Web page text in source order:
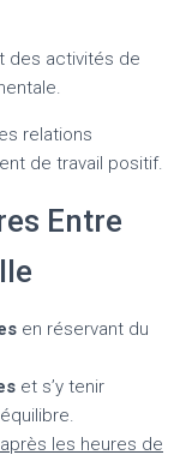
des activités de
relations
de travail positif.
Entre
en réservant du
et s’y tenir
les heures de